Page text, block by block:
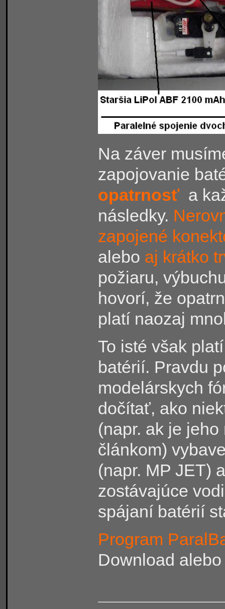
Na záver
zapojovanie
opatrnosť a
následky.
zapojené
alebo aj krátko
požiaru,
hovorí, že
platí naozaj
To isté však platí
batérií. Pravdu
modelárskych
dočítať, ako
(napr. ak je
článkom)
(napr. MP JET)
zostávajúce
spájaní batérií
Program
Download